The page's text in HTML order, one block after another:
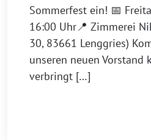
Sommerfest ein! 📅
16:00 Uhr📍 Zimmerei
30, 83661 Lenggries)
unseren neuen Vorstand
verbringt […]